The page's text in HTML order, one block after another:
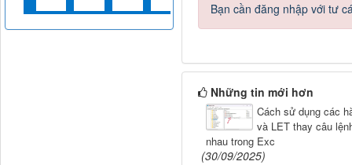
Bạn cần đăng nhập với tư
Những tin mới hơn
Cách sử dụng các
và LET thay câu
nhau trong Exc
(30/09/2025)